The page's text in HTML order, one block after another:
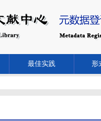
最佳实践 形